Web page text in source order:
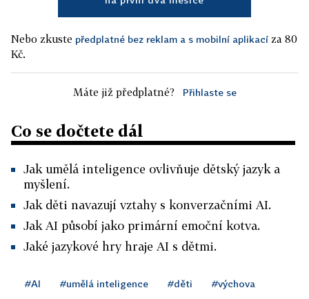
Nebo zkuste předplatné bez reklam a s mobilní aplikací za 80
Kč.
Máte již předplatné? Přihlaste se
Co se dočtete dál
Jak umělá inteligence ovlivňuje dětský jazyk a
myšlení.
Jak děti navazují vztahy s konverzačními AI.
Jak AI působí jako primární emoční kotva.
Jaké jazykové hry hraje AI s dětmi.
#AI #umělá inteligence #děti #výchova